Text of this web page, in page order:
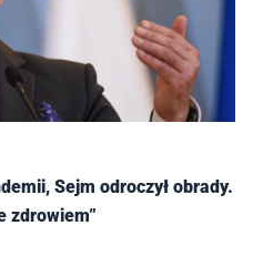
Sejm odroczył obrady.
zdrowiem”